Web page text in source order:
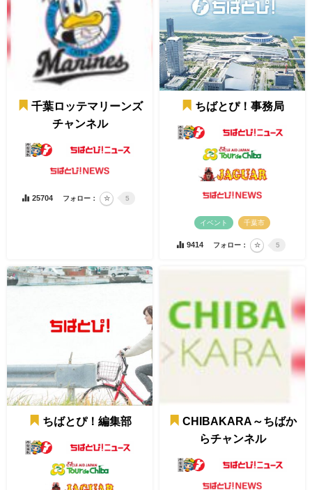
千葉ロッテマリーンズ
チャンネル
25704 フォロー： 5
ちばとぴ！事務局
イベント 千葉市
9414 フォロー： 5
ちばとぴ！編集部
CHIBAKARA～ちばか
らチャンネル